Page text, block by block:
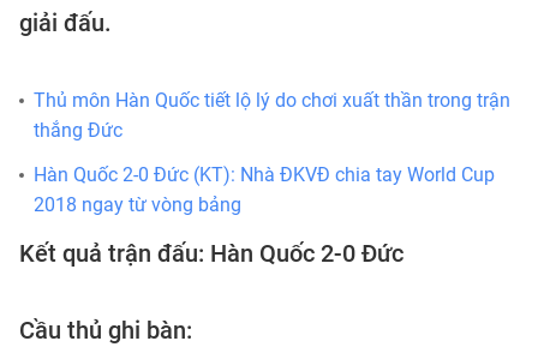
giải đấu.
Thủ môn Hàn Quốc tiết lộ lý do chơi xuất thần trong trận
thắng Đức
Hàn Quốc 2-0 Đức (KT): Nhà ĐKVĐ chia tay World Cup
2018 ngay từ vòng bảng
Kết quả trận đấu: Hàn Quốc 2-0 Đức
Cầu thủ ghi bàn: